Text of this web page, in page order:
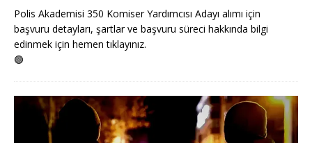
Polis Akademisi 350 Komiser Yardımcısı Adayı alımı için
başvuru detayları, şartlar ve başvuru süreci hakkında bilgi
edinmek için hemen tıklayınız.
🟢